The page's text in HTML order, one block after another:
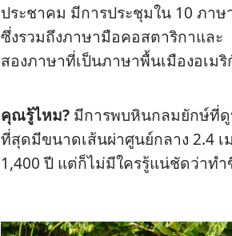
ประชาคม มี​การ​ประชุม​ใน 10 ภาษ
ซึ่ง​รวม​ถึง​ภาษา​มือ​คอสตาริกา​และ​
สอง​ภาษา​ที่​เป็น​ภาษา​พื้นเมือง​อเม
คุณ​รู้​ไหม? มี​การ​พบ​หิน​กลม​ยักษ์​ที่​
ที่​สุด​มี​ขนาด​เส้น​ผ่า​ศูนย์​กลาง 2.4
1,400 ปี แต่​ก็​ไม่​มี​ใคร​รู้​แน่ชัด​ว่า​ท